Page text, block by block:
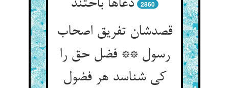
دغاها باختند
2860
قصدشان تفریق اصحاب
رسول ** فضل حق را
کی شناسد هر فضول‏